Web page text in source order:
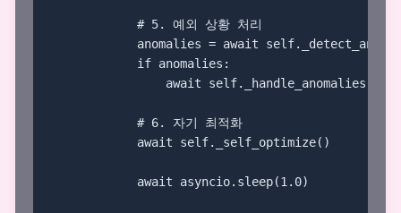
            # 5. 예외 상황 처리
anomalies = await
            if anomalies:
await
            # 6. 자기 최적화
            await self._self_optimize()
            await asyncio.sleep(1.0)